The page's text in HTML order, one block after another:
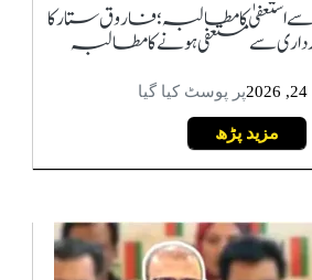
سے استعفیٰ کا مطالبہ؛ فاروق ستار کا
سے مستعفی ہونے کا مطالبہ
پر پوسٹ کیا گیا
مزید پڑھ